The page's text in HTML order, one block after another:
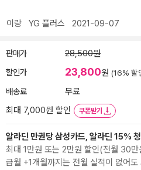
이랑 YG 플러스 2021-09-07
판매가 28,500원
할인가 23,800원 (16% 할
배송료
무료
최대 7,000원 할인
쿠폰받기
알라딘 만권당 삼성카드, 알라딘 15%
최대 1만원 또는 2만원 할인(전월 30
급월 +1개월까지는 전월 실적이 없어